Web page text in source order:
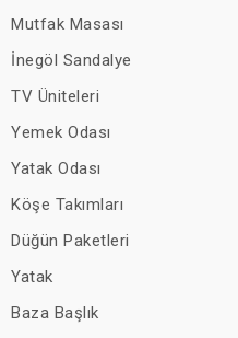
Mutfak Masası
İnegöl Sandalye
TV Üniteleri
Yemek Odası
Yatak Odası
Köşe Takımları
Düğün Paketleri
Yatak
Baza Başlık